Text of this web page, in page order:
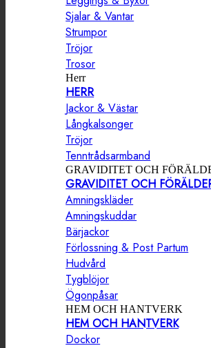
Sjalar & Vantar
Strumpor
Tröjor
Trosor
Herr
HERR
Jackor & Västar
Långkalsonger
Tröjor
Tenntrådsarmband
GRAVIDITET OCH
GRAVIDITET OCH
Amningskläder
Amningskuddar
Bärjackor
Förlossning & Post Partum
Hudvård
Tygblöjor
Ögonpåsar
HEM OCH HANTVERK
HEM OCH HANTVERK
Dockor